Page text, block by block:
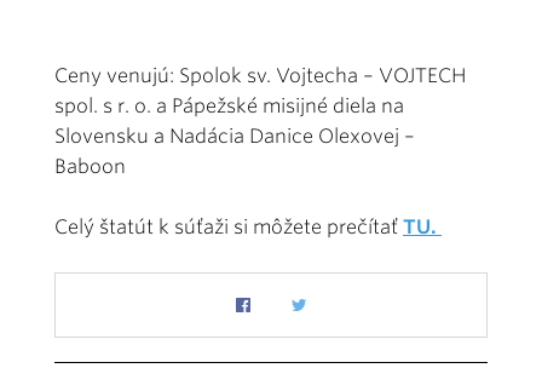
Ceny venujú: Spolok sv. Vojtecha – VOJTECH
spol. s r. o. a Pápežské misijné diela na
Slovensku a Nadácia Danice Olexovej –
Baboon
Celý štatút k súťaži si môžete prečítať TU.